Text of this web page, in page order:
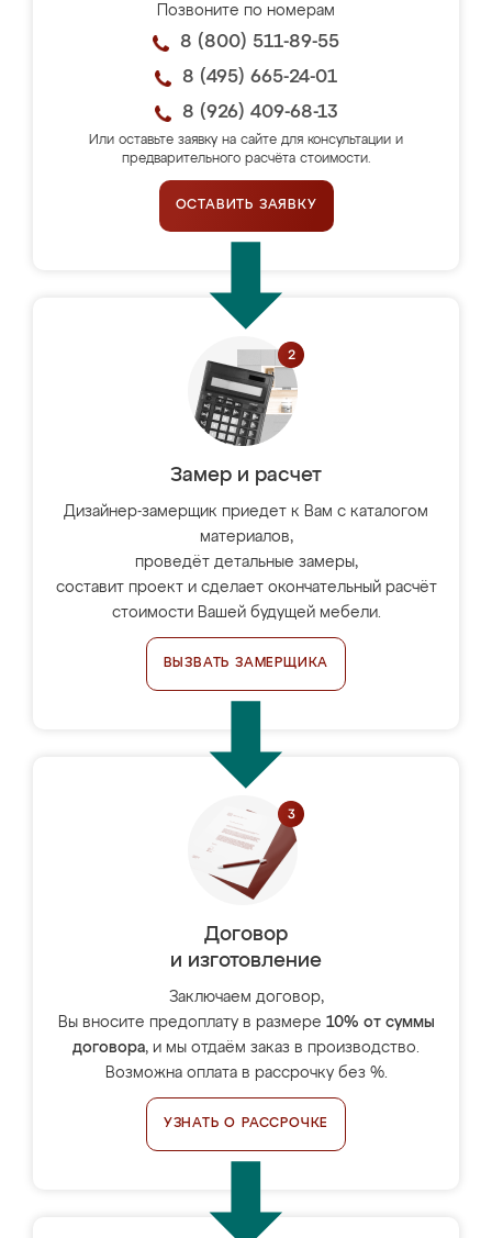
Позвоните по номерам
8 (800) 511-89-55
8 (495) 665-24-01
8 (926) 409-68-13
Или оставьте заявку на сайте для консультации и
предварительного расчёта стоимости.
ОСТАВИТЬ ЗАЯВКУ
Замер и расчет
Дизайнер-замерщик приедет к Вам с каталогом
материалов,
проведёт детальные замеры,
составит проект и сделает окончательный расчёт
стоимости Вашей будущей мебели.
ВЫЗВАТЬ ЗАМЕРЩИКА
Договор
и изготовление
Заключаем договор,
Вы вносите предоплату в размере 10% от суммы
договора, и мы отдаём заказ в производство.
Возможна оплата в рассрочку без %.
УЗНАТЬ О РАССРОЧКЕ